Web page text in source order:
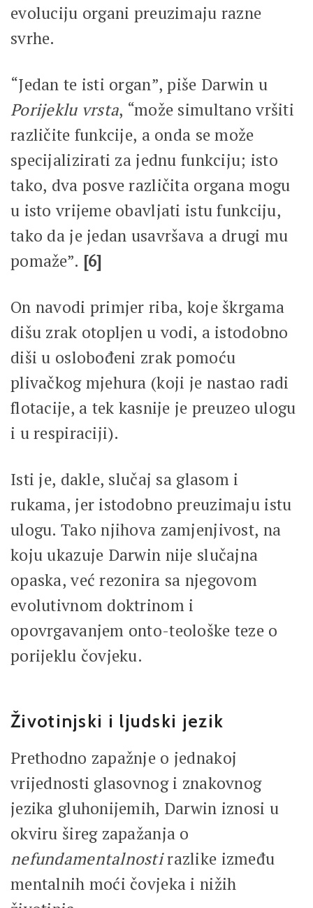
evoluciju organi preuzimaju razne
svrhe.
“Jedan te isti organ”, piše Darwin u
Porijeklu vrsta, “može simultano vršiti
različite funkcije, a onda se može
specijalizirati za jednu funkciju; isto
tako, dva posve različita organa mogu
u isto vrijeme obavljati istu funkciju,
tako da je jedan usavršava a drugi mu
pomaže”. [6]
On navodi primjer riba, koje škrgama
dišu zrak otopljen u vodi, a istodobno
diši u oslobođeni zrak pomoću
plivačkog mjehura (koji je nastao radi
flotacije, a tek kasnije je preuzeo ulogu
i u respiraciji).
Isti je, dakle, slučaj sa glasom i
rukama, jer istodobno preuzimaju istu
ulogu. Tako njihova zamjenjivost, na
koju ukazuje Darwin nije slučajna
opaska, već rezonira sa njegovom
evolutivnom doktrinom i
opovrgavanjem onto-teološke teze o
porijeklu čovjeku.
Životinjski i ljudski jezik
Prethodno zapažnje o jednakoj
vrijednosti glasovnog i znakovnog
jezika gluhonijemih, Darwin iznosi u
okviru šireg zapažanja o
nefundamentalnostirazlike između
mentalnih moći čovjeka i nižih